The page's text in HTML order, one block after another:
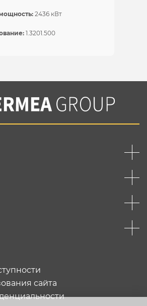
2436 кВт
1.3201.500
сайта